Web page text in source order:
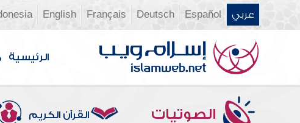
عربي Español
Deutsch
Français
English
الرئيسية
الصوتيات القرآن الكريم